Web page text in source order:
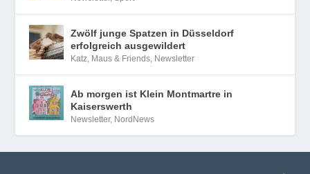
Zwölf junge Spatzen in Düsseldorf
erfolgreich ausgewildert
Katz, Maus & Friends Newsletter
Ab morgen ist Klein Montmartre in
Kaiserswerth
Newsletter, NordNews